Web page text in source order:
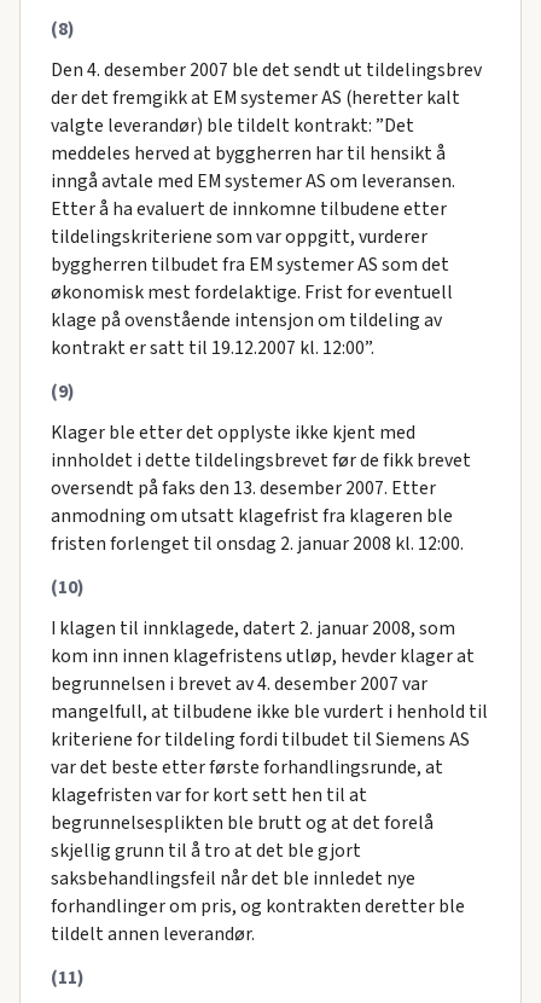
(8)
Den 4. desember 2007 ble det sendt ut tildelingsbrev
der det fremgikk at EM systemer AS (heretter kalt
valgte leverandør) ble tildelt kontrakt: ”Det
meddeles herved at byggherren har til hensikt å
inngå avtale med EM systemer AS om leveransen.
Etter å ha evaluert de innkomne tilbudene etter
tildelingskriteriene som var oppgitt, vurderer
byggherren tilbudet fra EM systemer AS som det
økonomisk mest fordelaktige. Frist for eventuell
klage på ovenstående intensjon om tildeling av
kontrakt er satt til 19.12.2007 kl. 12:00”.
(9)
Klager ble etter det opplyste ikke kjent med
innholdet i dette tildelingsbrevet før de fikk brevet
oversendt på faks den 13. desember 2007. Etter
anmodning om utsatt klagefrist fra klageren ble
fristen forlenget til onsdag 2. januar 2008 kl. 12:00.
(10)
I klagen til innklagede, datert 2. januar 2008, som
kom inn innen klagefristens utløp, hevder klager at
begrunnelsen i brevet av 4. desember 2007 var
mangelfull, at tilbudene ikke ble vurdert i henhold til
kriteriene for tildeling fordi tilbudet til Siemens AS
var det beste etter første forhandlingsrunde, at
klagefristen var for kort sett hen til at
begrunnelsesplikten ble brutt og at det forelå
skjellig grunn til å tro at det ble gjort
saksbehandlingsfeil når det ble innledet nye
forhandlinger om pris, og kontrakten deretter ble
tildelt annen leverandør.
(11)